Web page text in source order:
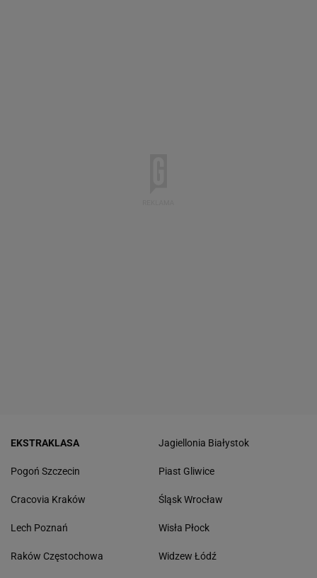
EKSTRAKLASA
Pogoń Szczecin
Cracovia Kraków
Lech Poznań
Raków Częstochowa
Jagiellonia Białystok
Piast Gliwice
Śląsk Wrocław
Wisła Płock
Widzew Łódź